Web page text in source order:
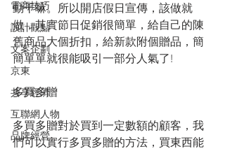
電商技巧
設計觀點
文案企劃
京東
共享經濟
互聯網人物
品牌經營
動干嘛。所以開店假日宣傳，該做就
做，其實節日促銷很簡單，給自己的陳
舊商品大個折扣，給新款附個贈品，簡
簡單單就很能吸引一部分人氣了!
多買多贈
多買多贈對於買到一定數額的顧客，我
們可以實行多買多贈的方法，買東西能